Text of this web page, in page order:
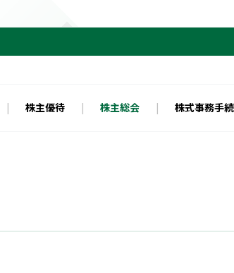
株主優待 株主総会 株式事務手
画
配当
定款・株式取扱規則